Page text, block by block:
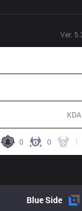
Ver.
KDA
0 0 1
BlueSide